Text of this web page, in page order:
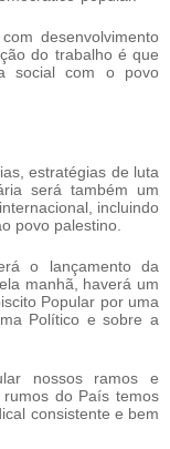
desenvolvimento
do trabalho é que
social com o povo
estratégias de luta
será também um
incluindo
povo palestino.
o lançamento da
manhã, haverá um
Popular por uma
Político e sobre a
nossos ramos e
do País temos
consistente e bem